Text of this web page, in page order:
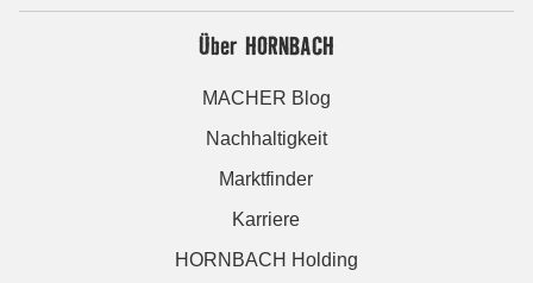
Über HORNBACH
MACHER Blog
Nachhaltigkeit
Marktfinder
Karriere
HORNBACH Holding